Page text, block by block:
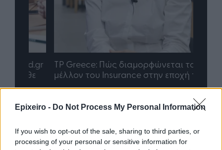
Epixeiro - Do Not Process My Personal Information
If you wish to opt-out of the sale, sharing to third parties, or
processing of your personal or sensitive information for
TP Greece: Πώς διαμορφώνεται το
μέλλον του Insurance στην εποχή του AI